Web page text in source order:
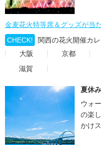
金麦花火特等席＆グッズが当
CHECK!
関西の花火開催カ
大阪
京都
滋賀
夏休
ウォ
の楽
かけ